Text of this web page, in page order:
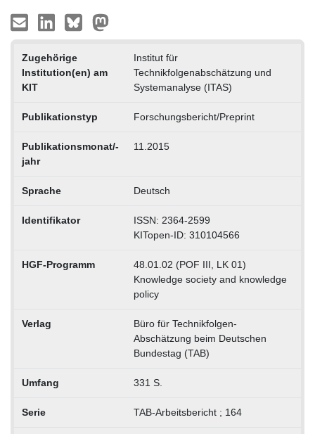
Zugehörige
Institution(en) am
KIT
Institut für
Technikfolgenabschätzung und
Systemanalyse (ITAS)
Publikationstyp Forschungsbericht/Preprint
Publikationsmonat/-
jahr
11.2015
Sprache Deutsch
Identifikator
ISSN: 2364-2599
KITopen-ID: 310104566
HGF-Programm
48.01.02 (POF III, LK 01)
Knowledge society and knowledge
policy
Verlag
Büro für Technikfolgen-
Abschätzung beim Deutschen
Bundestag (TAB)
Umfang 331 S.
Serie TAB-Arbeitsbericht ; 164